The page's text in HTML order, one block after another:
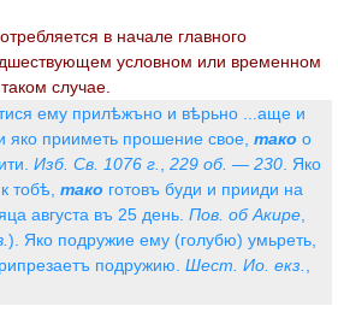
в начале главного
условном или временном
случае.
ему прилѣжъно и вѣрьно ...аще и
яко прииметь прошение свое, тако о
Изб. Св. 1076 г. 229 об. — 230 . Яко
тобѣ, тако готовъ буди и прииди на
августа въ 25 день. Пов. об Акире
). Яко подружие ему (голубю) умьреть,
подружию. Шест. Ио. екз.